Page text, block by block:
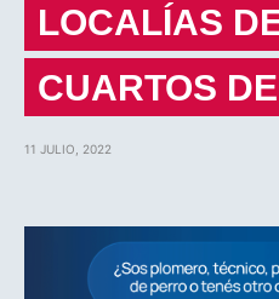
LOCALÍAS
CUARTOS
11 JULIO, 2022